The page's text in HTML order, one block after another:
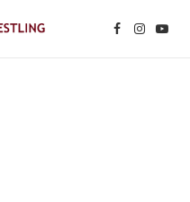
Facebook